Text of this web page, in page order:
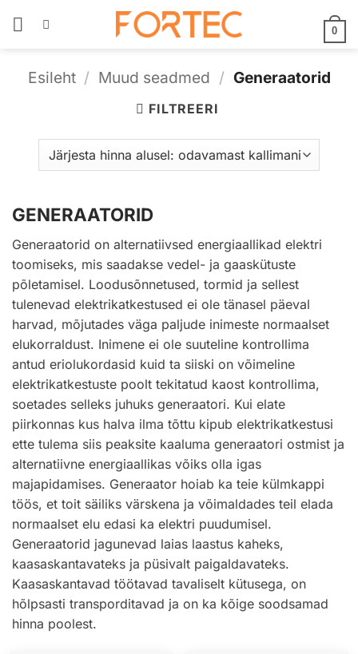
0
Esileht / Muud seadmed / Generaatorid
FILTREERI
GENERAATORID
Generaatorid on alternatiivsed energiaallikad elektri
toomiseks, mis saadakse vedel- ja gaaskütuste
põletamisel. Loodusõnnetused, tormid ja sellest
tulenevad elektrikatkestused ei ole tänasel päeval
harvad, mõjutades väga paljude inimeste normaalset
elukorraldust. Inimene ei ole suuteline kontrollima
antud eriolukordasid kuid ta siiski on võimeline
elektrikatkestuste poolt tekitatud kaost kontrollima,
soetades selleks juhuks generaatori. Kui elate
piirkonnas kus halva ilma tõttu kipub elektrikatkestusi
ette tulema siis peaksite kaaluma generaatori ostmist ja
alternatiivne energiaallikas võiks olla igas
majapidamises. Generaator hoiab ka teie külmkappi
töös, et toit säiliks värskena ja võimaldades teil elada
normaalset elu edasi ka elektri puudumisel.
Generaatorid jagunevad laias laastus kaheks,
kaasaskantavateks ja püsivalt paigaldavateks.
Kaasaskantavad töötavad tavaliselt kütusega, on
hõlpsasti transporditavad ja on ka kõige soodsamad
hinna poolest.